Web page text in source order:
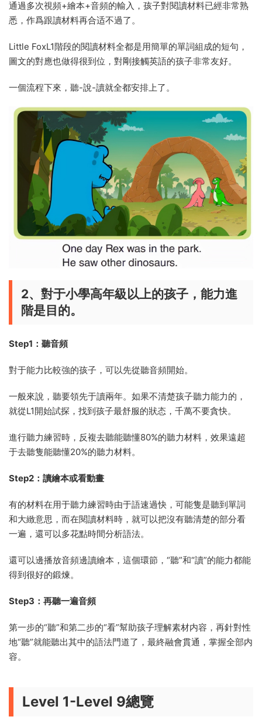
通過多次視頻+繪本+音頻的輸入，孩子對閱讀材料已經非常熟
悉，作爲跟讀材料再合适不過了。
Little FoxL1階段的閱讀材料全都是用簡單的單詞組成的短句，
圖文的對應也做得很到位，對剛接觸英語的孩子非常友好。
一個流程下來，聽-說-讀就全都安排上了。
2、對于小學高年級以上的孩子，能力進
階是目的。
Step1：聽音頻
對于能力比較強的孩子，可以先從聽音頻開始。
一般來說，聽要領先于讀兩年。如果不清楚孩子聽力能力的，
就從L1開始試探，找到孩子最舒服的狀态，千萬不要貪快。
進行聽力練習時，反複去聽能聽懂80%的聽力材料，效果遠超
于去聽隻能聽懂20%的聽力材料。
Step2：讀繪本或看動畫
有的材料在用于聽力練習時由于語速過快，可能隻是聽到單詞
和大緻意思，而在閱讀材料時，就可以把沒有聽清楚的部分看
一遍，還可以多花點時間分析語法。
還可以邊播放音頻邊讀繪本，這個環節，“聽”和“讀”的能力都能
得到很好的鍛煉。
Step3：再聽一遍音頻
第一步的“聽”和第二步的“看”幫助孩子理解素材内容，再針對性
地“聽”就能聽出其中的語法門道了，最終融會貫通，掌握全部内
容。
Level 1-Level 9總覽